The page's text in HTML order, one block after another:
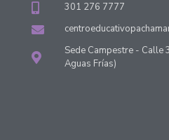
301 276 7777
Sede Campestre -
Aguas Frías)